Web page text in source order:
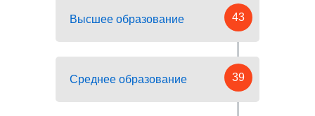
Высшее образование 43
Среднее образование 39